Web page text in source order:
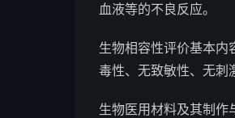
血液等的不良反应。
生物相容性评价基本内
毒性、无致敏性、无刺
生物医用材料及其制作